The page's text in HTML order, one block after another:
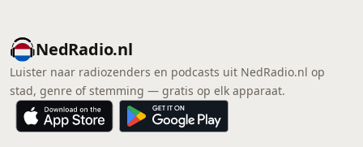
NedRadio.nl
Luister naar radiozenders en podcasts uit NedRadio.nl op
stad, genre of stemming — gratis op elk apparaat.